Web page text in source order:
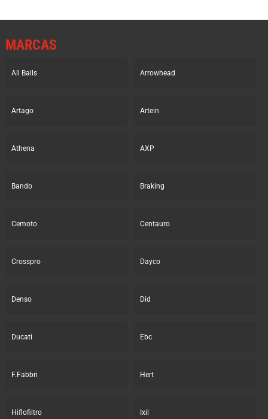
MARCAS
All Balls Arrowhead
Artago Artein
Athena AXP
Bando Braking
Cemoto Centauro
Crosspro Dayco
Denso Did
Ducati Ebc
F.Fabbri Hert
Hiflofiltro Ixil